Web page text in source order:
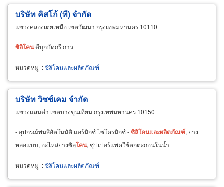
บริษัท คิสโก้ (ที) จำกัด
แขวงคลองเตยเหนือ เขตวัฒนา กรุงเทพมหานคร 10110
ซิลิโคนดีบุกบัดกรี กาว
หมวดหมู่ :ซิลิโคนและผลิตภัณฑ์
บริษัท วิซซ์เคม จำกัด
แขวงแสมดำ เขตบางขุนเทียน กรุงเทพมหานคร 10150
- อุปกรณ์พ่นสีอัตโนมัติ แอร์มิกซ์ ไซโครมิกซ์ -ซิลิโคนและผลิตภัณฑ์, ยาง
หล่อแบบ, อะไหล่ยางซิลฺโคน, ซุปเปอร์แพคใช้ตกตะกอนในน้ำ
หมวดหมู่ :ซิลิโคนและผลิตภัณฑ์